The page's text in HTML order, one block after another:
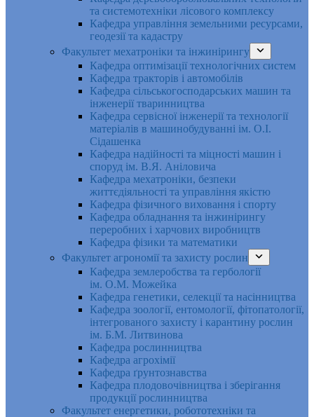
та системотехніки лісового комплексу
Кафедра управління земельними ресурсами,
геодезії та кадастру
Факультет мехатроніки та інжинірингу
Кафедра оптимізації технологічних систем
Кафедра тракторів і автомобілів
Кафедра сільськогосподарських машин та
інженерії тваринництва
Кафедра cервісної інженерії та технології
матеріалів в машинобудуванні ім. О.І.
Сідашенка
Кафедра надійності та міцності машин і
споруд ім. В.Я. Аніловича
Кафедра мехатроніки, безпеки
життєдіяльності та управління якістю
Кафедра фізичного виховання і спорту
Кафедра обладнання та інжинірингу
переробних і харчових виробництв
Кафедра фізики та математики
Факультет агрономії та захисту рослин
Кафедра землеробства та гербології
ім. О.М. Можейка
Кафедра генетики, селекції та насінництва
Кафедра зоології, ентомології, фітопатології,
інтегрованого захисту і карантину рослин
ім. Б.М. Литвинова
Кафедра рослинництва
Кафедра агрохімії
Кафедра ґрунтознавства
Кафедра плодовочівництва і зберігання
продукції рослинництва
Факультет енергетики, робототехніки та